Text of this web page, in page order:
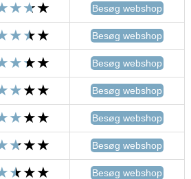
Besøg webshop
Besøg webshop
Besøg webshop
Besøg webshop
Besøg webshop
Besøg webshop
Besøg webshop